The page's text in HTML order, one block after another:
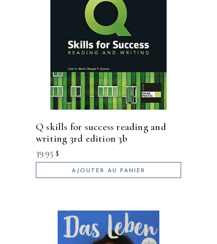
q skills for success reading and
writing 3rd edition 3b
39.95 $
AJOUTER AU PANIER